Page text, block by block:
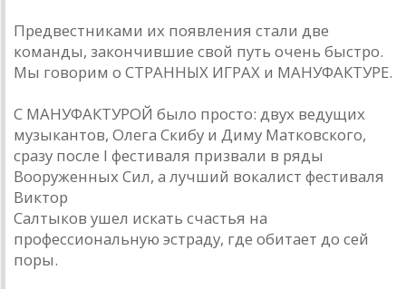
Предвестниками их появления стали две
команды, закончившие свой путь очень быстро.
Мы говорим о СТРАННЫХ ИГРАХ и МАНУФАКТУРЕ.
С МАНУФАКТУРОЙ было просто: двух ведущих
музыкантов, Олега Скибу и Диму Матковского,
сразу после I фестиваля призвали в ряды
Вооруженных Сил, а лучший вокалист фестиваля
Виктор
Салтыков ушел искать счастья на
профессиональную эстраду, где обитает до сей
поры.